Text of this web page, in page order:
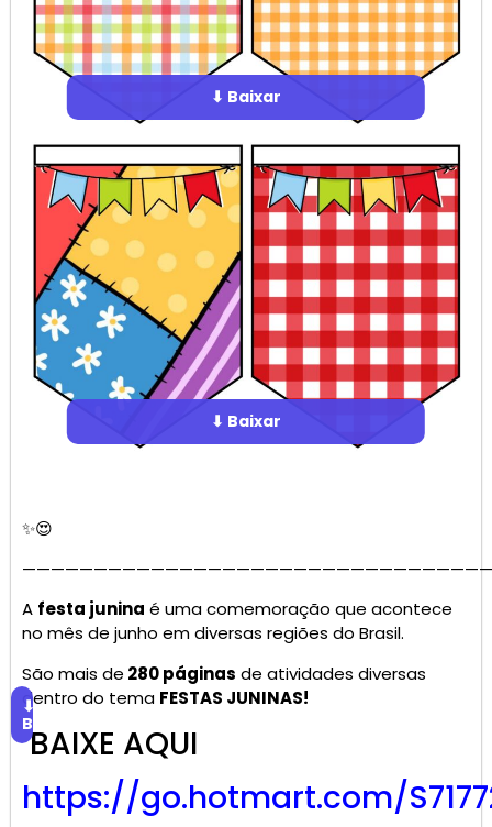
⬇ Baixar
⬇ Baixar
✨😍
A festa junina é uma comemoração que acontece
no mês de junho em diversas regiões do Brasil.
São mais de 280 páginas de atividades diversas
dentro do tema FESTAS JUNINAS!
⬇
Baixar
BAIXE AQUI
https://go.hotmart.com/